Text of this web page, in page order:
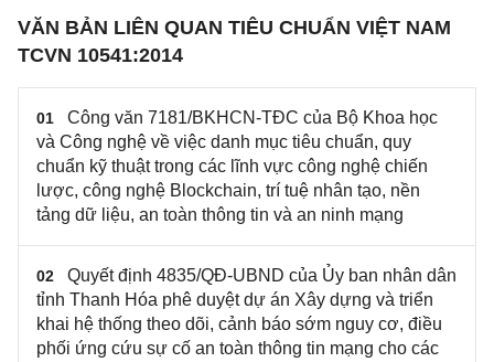
VĂN BẢN LIÊN QUAN TIÊU CHUẨN VIỆT NAM
TCVN 10541:2014
01
Công văn 7181/BKHCN-TĐC của Bộ Khoa học
và Công nghệ về việc danh mục tiêu chuẩn, quy
chuẩn kỹ thuật trong các lĩnh vực công nghệ chiến
lược, công nghệ Blockchain, trí tuệ nhân tạo, nền
tảng dữ liệu, an toàn thông tin và an ninh mạng
02
Quyết định 4835/QĐ-UBND của Ủy ban nhân dân
tỉnh Thanh Hóa phê duyệt dự án Xây dựng và triển
khai hệ thống theo dõi, cảnh báo sớm nguy cơ, điều
phối ứng cứu sự cố an toàn thông tin mạng cho các